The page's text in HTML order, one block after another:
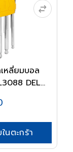
หลี่ยมบอล
DEL...
นตะกร้า